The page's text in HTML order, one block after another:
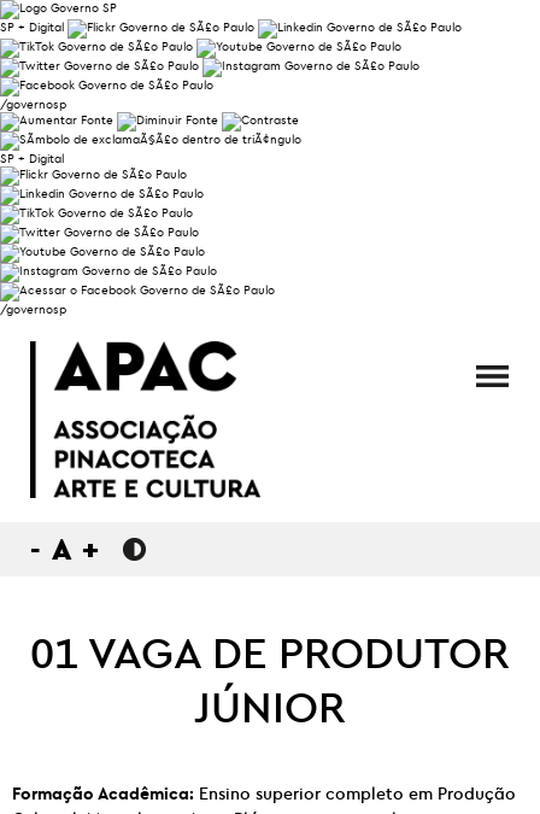
SP + Digital
/governosp
SP + Digital
/governosp
- A +
01 VAGA DE PRODUTOR
JÚNIOR
Formação Acadêmica: Ensino superior completo em Produção